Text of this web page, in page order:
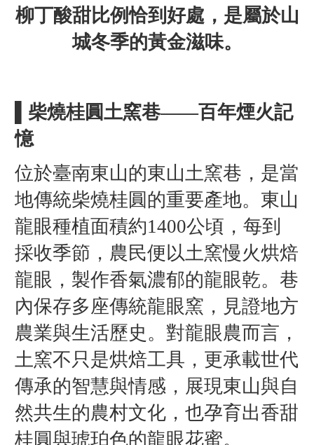
柳丁酸甜比例恰到好處，是屬於山
城冬季的黃金滋味。
▌柴燒桂圓土窯巷——百年煙火記
憶
位於臺南東山的東山土窯巷，是當
地傳統柴燒桂圓的重要產地。東山
龍眼種植面積約1400公頃，每到
採收季節，農民便以土窯慢火烘焙
龍眼，製作香氣濃郁的龍眼乾。巷
內保存多座傳統龍眼窯，見證地方
農業與生活歷史。對龍眼農而言，
土窯不只是烘焙工具，更承載世代
傳承的智慧與情感，展現東山與自
然共生的農村文化，也孕育出香甜
桂圓與琥珀色的龍眼花蜜。